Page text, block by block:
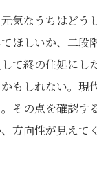
気なうちはどう
ほしいか、二段
て終の住処にし
もしれない。現
その点を確認す
方向性が見えてく